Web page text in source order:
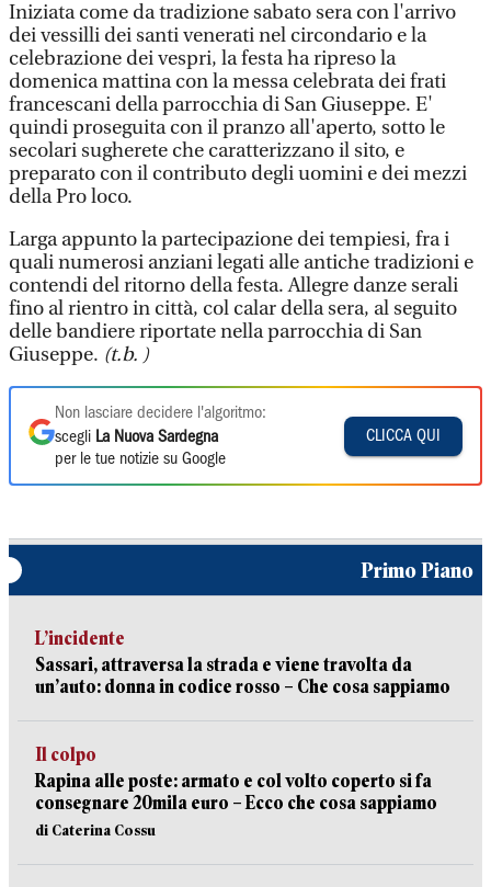
Iniziata come da tradizione sabato sera con l'arrivo
dei vessilli dei santi venerati nel circondario e la
celebrazione dei vespri, la festa ha ripreso la
domenica mattina con la messa celebrata dei frati
francescani della parrocchia di San Giuseppe. E'
quindi proseguita con il pranzo all'aperto, sotto le
secolari sugherete che caratterizzano il sito, e
preparato con il contributo degli uomini e dei mezzi
della Pro loco.
Larga appunto la partecipazione dei tempiesi, fra i
quali numerosi anziani legati alle antiche tradizioni e
contendi del ritorno della festa. Allegre danze serali
fino al rientro in città, col calar della sera, al seguito
delle bandiere riportate nella parrocchia di San
Giuseppe. (t.b. )
Non lasciare decidere l'algoritmo:
scegli La Nuova Sardegna
per le tue notizie su Google
CLICCA QUI
Primo Piano
L’incidente
Sassari, attraversa la strada e viene travolta da
un’auto: donna in codice rosso – Che cosa sappiamo
Il colpo
Rapina alle poste: armato e col volto coperto si fa
consegnare 20mila euro – Ecco che cosa sappiamo
di Caterina Cossu